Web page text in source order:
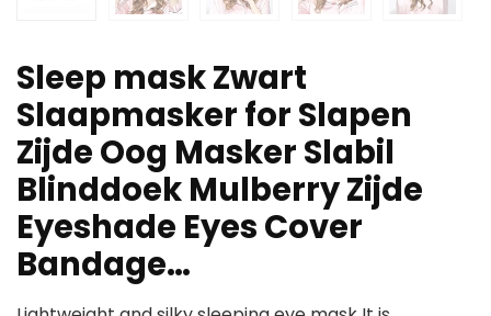
Sleep mask Zwart
Slaapmasker for Slapen
Zijde Oog Masker Slabil
Blinddoek Mulberry Zijde
Eyeshade Eyes Cover
Bandage…